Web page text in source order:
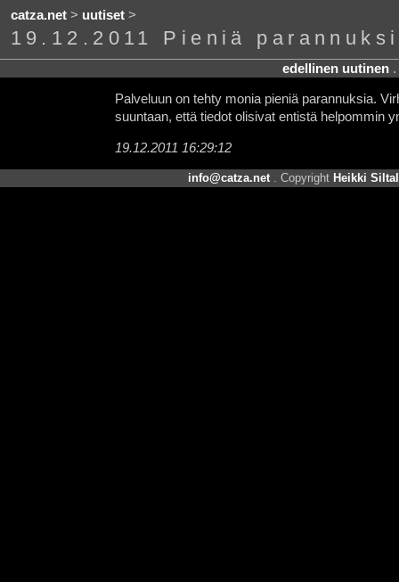
catza.net> uutiset>
19.12.2011 Pieniä
edellinen uutinen.
Palveluun on tehty monia pieniä parannuksia.
suuntaan, että tiedot olisivat entistä helpommin
19.12.2011 16:29:12
info@catza.net. Copyright Heikki